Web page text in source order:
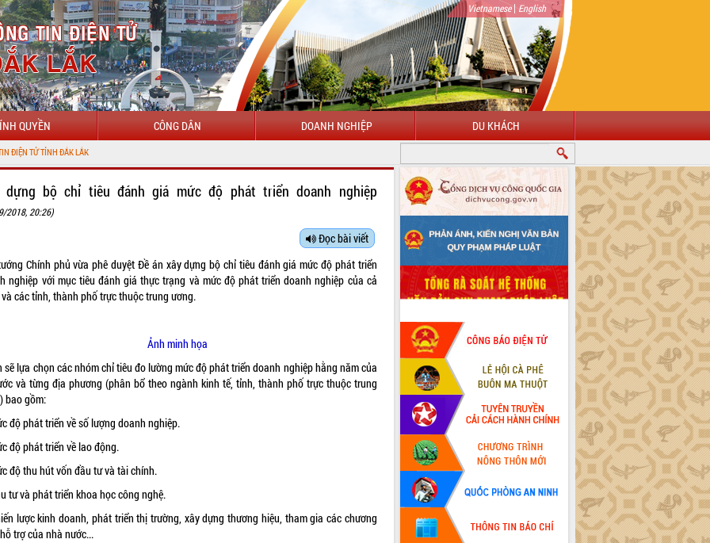
Vietnamese| English
QUYỀN CÔNG DÂN DOANH NGHIỆP DU KHÁCH
dựng bộ chỉ tiêu đánh giá mức độ phát triển doanh nghiệp
2018, 20:26)
Đọc bài viết
Chính phủ vừaphê duyệt Đề án xây dựng bộ chỉ tiêu đánh giá mức độ phát triển
nghiệp với mục tiêu đánh giá thực trạng và mức độ phát triển doanh nghiệp của cả
các tỉnh, thành phố trực thuộc trung ương.
Ảnh minh họa
sẽ lựa chọn các nhóm chỉ tiêu đo lường mức độ phát triển doanh nghiệp hằng năm của
và từng địa phương (phân bổ theo ngành kinh tế, tỉnh, thành phố trực thuộc trung
bao gồm:
độ phát triển về số lượng doanh nghiệp.
độ phát triển về lao động.
độ thu hút vốn đầu tư và tài chính.
tư và phát triển khoa học công nghệ.
lược kinh doanh, phát triển thị trường, xây dựng thương hiệu, tham gia các chương
trợ của nhà nước...